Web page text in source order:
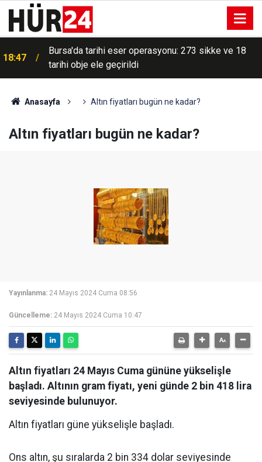
18:47
Bursa'da tarihi eser operasyonu: 273 sikke ve 18
tarihi obje ele geçirildi
Anasayfa Altın fiyatları bugün ne kadar?
Altın fiyatları bugün ne kadar?
Yayınlanma: 24 Mayıs 2024 Cuma 08:56
Güncelleme: 24 Mayıs 2024 Cuma 10:47
Altın fiyatları 24 Mayıs Cuma gününe yükselişle
başladı. Altının gram fiyatı, yeni günde 2 bin 418 lira
seviyesinde bulunuyor.
Altın fiyatları güne yükselişle başladı.
Ons altın, şu sıralarda 2 bin 334 dolar seviyesinde